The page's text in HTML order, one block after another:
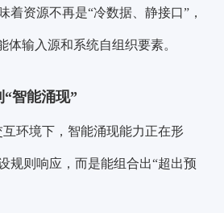
着资源不再是“冷数据、静接口”，
体输入源和系统自组织要素。
“智能涌现”
环境下，智能涌现能力正在形
规则响应，而是能组合出“超出预